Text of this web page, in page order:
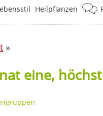
Heilpflanzen
»
eine,